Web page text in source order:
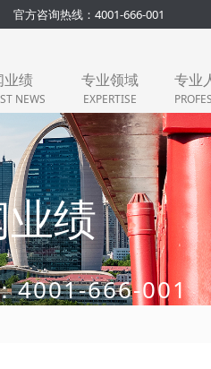
官方咨询热线：4001-666-001
业绩
NEWS
专业领域
EXPERTISE
专业
绩
4001-666-001